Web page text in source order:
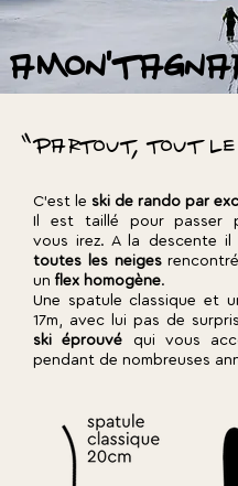
"Partout, tout le
C'est le ski de rando par
Il est taillé pour passer
vous irez. A la descente il
toutes les neiges
unflex homogène.
Une spatule classique et
17m, avec lui pas de
ski éprouvé qui vous
pendant de nombreuses